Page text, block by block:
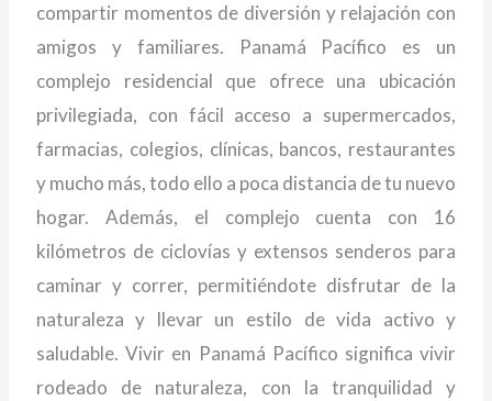
compartir momentos de diversión y relajación con
amigos y familiares. Panamá Pacífico es un
complejo residencial que ofrece una ubicación
privilegiada, con fácil acceso a supermercados,
farmacias, colegios, clínicas, bancos, restaurantes
y mucho más, todo ello a poca distancia de tu nuevo
hogar. Además, el complejo cuenta con 16
kilómetros de ciclovías y extensos senderos para
caminar y correr, permitiéndote disfrutar de la
naturaleza y llevar un estilo de vida activo y
saludable. Vivir en Panamá Pacífico significa vivir
rodeado de naturaleza, con la tranquilidad y